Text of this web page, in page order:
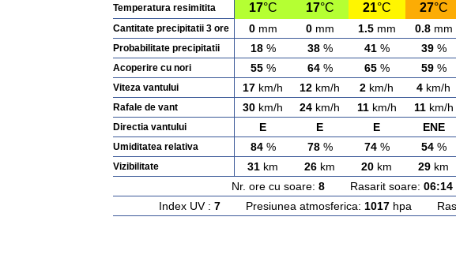
Temperatura resimitita 17°C 17°C 21°C 27°C
Cantitate precipitatii 3 ore 0mm 0mm 1.5mm 0.8mm
Probabilitate precipitatii 18% 38% 41% 39%
Acoperire cu nori 55% 64% 65% 59%
Viteza vantului 17 km/h 12 km/h 2 km/h 4 km/h
Rafale de vant 30 km/h 24 km/h 11km/h 11km/h
Directia vantului E E E ENE
Umiditatea relativa 84% 78% 74% 54%
Vizibilitate 31 km 26 km 20 km 29 km
Nr. ore cu soare: 8 Rasarit soare: 06:14
Index UV : 7 Presiunea atmosferica: 1017 hpa